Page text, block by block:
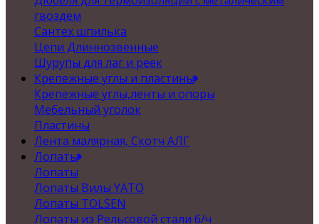
гвоздем
Сантех шпилька
Цепи Длиннозвенные
Шурупы для лаг и реек
Крепежные углы и пластины
Крепежные углы,ленты и опоры
Мебельный уголок
Пластины
Лента малярная, Скотч АЛГ
Лопаты
Лопаты
Лопаты Вилы YATO
Лопаты TOLSEN
Лопаты из Рельсовой стали б/ч